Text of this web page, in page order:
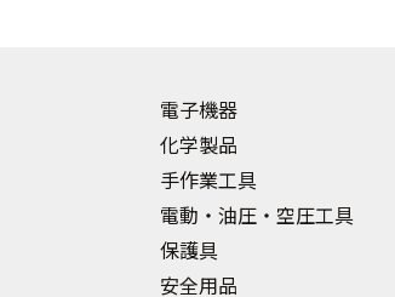
電子機器
化学製品
手作業工具
電動・油圧・空圧工具
保護具
安全用品